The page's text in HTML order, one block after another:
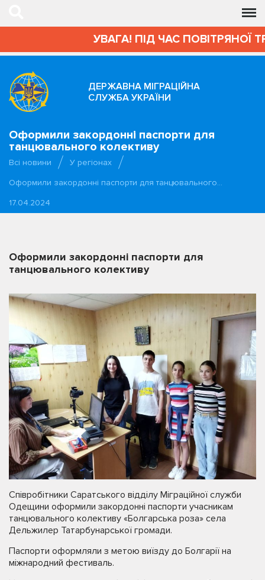
УВАГА! ПІД ЧАС ПОВІТРЯНОЇ
ДЕРЖАВНА МІГРАЦІЙНА
СЛУЖБА УКРАЇНИ
Оформили закордонні паспорти для
танцювального колективу
Всі новини
У регіонах
Оформили закордонні паспорти для танцювального…
17.04.2024
Оформили закордонні паспорти для
танцювального колективу
Співробітники Саратського відділу Міграційної служби
Одещини оформили закордонні паспорти учасникам
танцювального колективу «Болгарська роза» села
Дельжилер Татарбунарської громади.
Паспорти оформляли з метою виїзду до Болгарії на
міжнародний фестиваль.